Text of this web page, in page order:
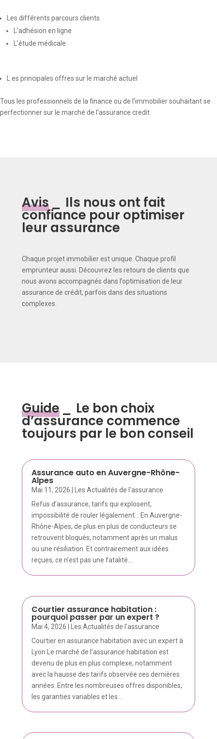
Les différents parcours clients
L’adhésion en ligne
L’étude médicale
L es principales offres sur le marché actuel
Tous les professionnels de la finance ou de l’immobilier souhaitant se
perfectionner sur le marché de l’assurance credit
Avis _ Ils nous ont fait
confiance pour optimiser
leur assurance
Chaque projet immobilier est unique. Chaque profil
emprunteur aussi. Découvrez les retours de clients que
nous avons accompagnés dans l’optimisation de leur
assurance de crédit, parfois dans des situations
complexes.
Guide _ Le bon choix
d’assurance commence
toujours par le bon conseil
Assurance auto en Auvergne-Rhône-
Alpes
Mai 11, 2026
Les Actualités de l'assurance
Refus d’assurance, tarifs qui explosent,
impossibilité de rouler légalement… En Auvergne-
Rhône-Alpes, de plus en plus de conducteurs se
retrouvent bloqués, notamment après un malus
ou une résiliation. Et contrairement aux idées
reçues, ce n’est pas une fatalité....
Courtier assurance habitation :
pourquoi passer par un expert ?
Mai 4, 2026
Les Actualités de l'assurance
Courtier en assurance habitation avec un expert à
Lyon Le marché de l’assurance habitation est
devenu de plus en plus complexe, notamment
avec la hausse des tarifs observée ces dernières
années. Entre les nombreuses offres disponibles,
les garanties variables et les...